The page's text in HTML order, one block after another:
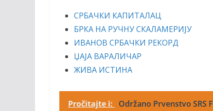
СРБАЧКИ КАПИТАЛАЦ
БРКА НА РУЧНУ СКАЛАМЕРИЈУ
ИВАНОВ СРБАЧКИ РЕКОРД
ЏАЈА ВАРАЛИЧАР
ЖИВА ИСТИНА
Pročitajte i:
Održano Prvenstvo SRS